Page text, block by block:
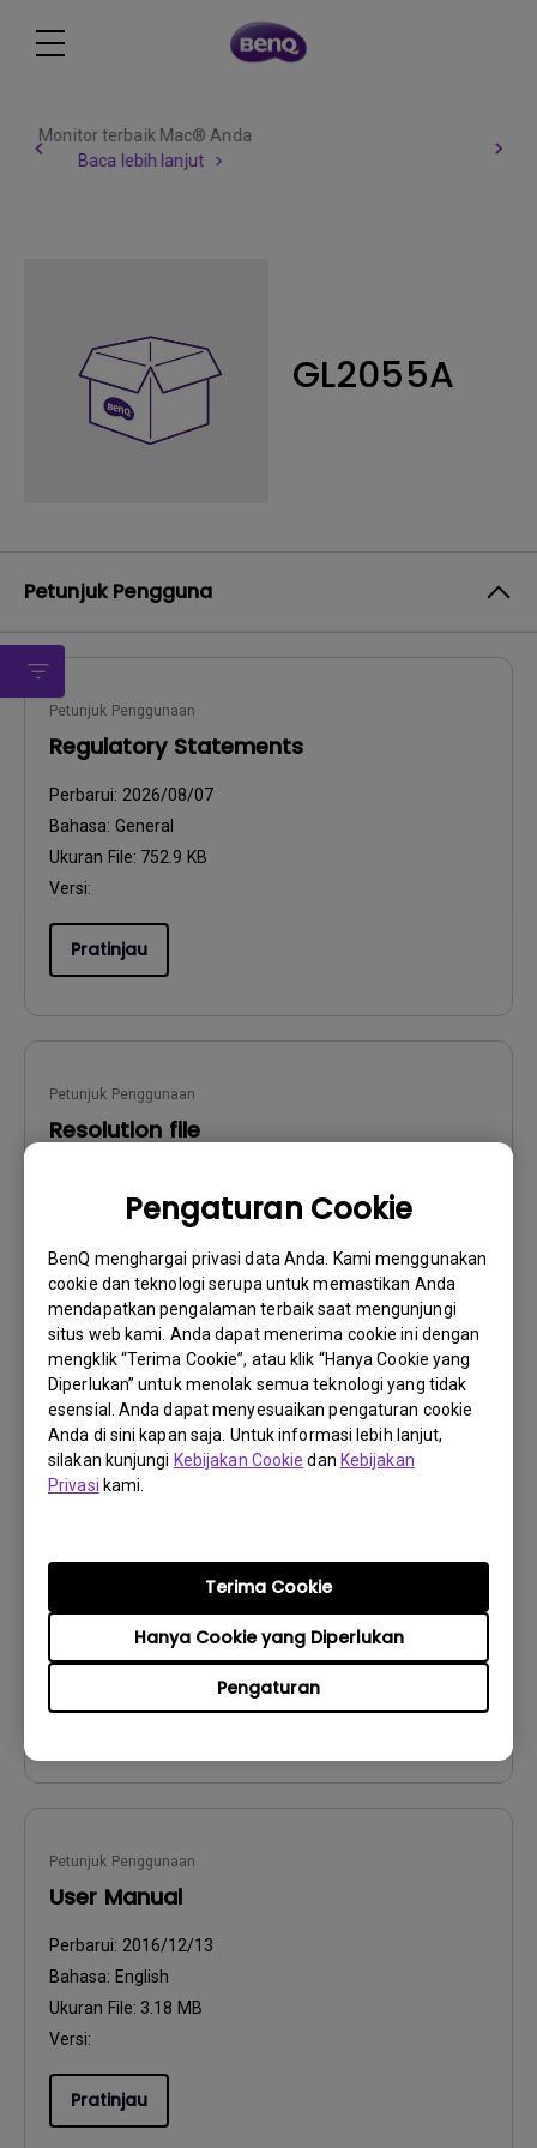
Pengaturan Cookie
BenQ menghargai privasi data Anda. Kami menggunakan
cookie dan teknologi serupa untuk memastikan Anda
mendapatkan pengalaman terbaik saat mengunjungi
situs web kami. Anda dapat menerima cookie ini dengan
mengklik “Terima Cookie”, atau klik “Hanya Cookie yang
Diperlukan” untuk menolak semua teknologi yang tidak
esensial. Anda dapat menyesuaikan pengaturan cookie
Anda di sini kapan saja. Untuk informasi lebih lanjut,
silakan kunjungi Kebijakan Cookie dan Kebijakan
Privasi kami.
Pengaturan
Hanya Cookie yang Diperlukan
Terima Cookie
lapangan pekerjaan BenQ
GL2055A
Petunjuk Pengguna
Petunjuk Penggunaan
Regulatory Statements
Perbarui: 2026/08/07
Bahasa: General
Ukuran File: 752.9 KB
Versi:
Pratinjau
Petunjuk Penggunaan
Resolution file
English
Versi:
Pratinjau
Petunjuk Penggunaan
Perbarui:2021/01/06
Versi:
Pratinjau
Petunjuk Penggunaan
User Manual
Perbarui: 2016/12/13
Bahasa: English
Ukuran File: 3.18 MB
Versi:
Pratinjau